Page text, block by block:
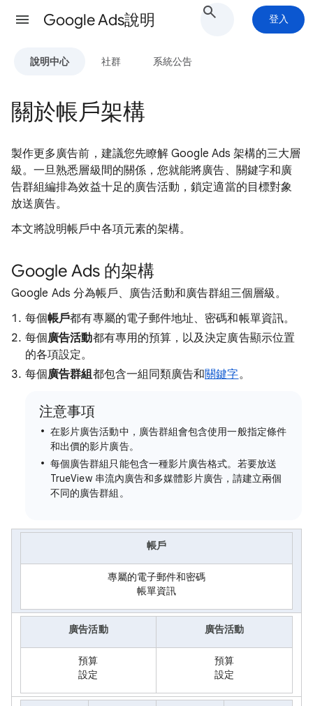
Google Ads說明 登入
說明中心 社群 系統公告
關於帳戶架構
製作更多廣告前，建議您先瞭解 Google Ads 架構的三大層
級。一旦熟悉層級間的關係，您就能將廣告、關鍵字和廣
告群組編排為效益十足的廣告活動，鎖定適當的目標對象
放送廣告。
本文將說明帳戶中各項元素的架構。
Google Ads 的架構
Google Ads 分為帳戶、廣告活動和廣告群組三個層級。
每個帳戶都有專屬的電子郵件地址、密碼和帳單資訊。
每個廣告活動都有專用的預算，以及決定廣告顯示位置
的各項設定。
每個廣告群組都包含一組同類廣告和關鍵字。
注意事項
在影片廣告活動中，廣告群組會包含使用一般指定條件
和出價的影片廣告。
每個廣告群組只能包含一種影片廣告格式。若要放送
TrueView 串流內廣告和多媒體影片廣告，請建立兩個
不同的廣告群組。
帳戶
專屬的電子郵件和密碼
帳單資訊
廣告活動 廣告活動
預算
設定
預算
設定